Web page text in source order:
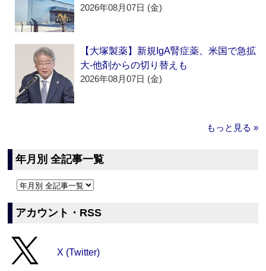
2026年08月07日 (金)
【大塚製薬】新規IgA腎症薬、米国で急拡
大‐他剤からの切り替えも
2026年08月07日 (金)
もっと見る »
年月別 全記事一覧
アカウント・RSS
X (Twitter)